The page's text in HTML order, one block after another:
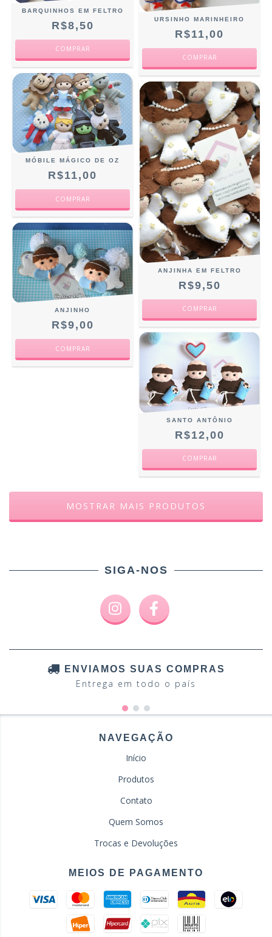
BARQUINHOS EM FELTRO
R$8,50
URSINHO MARINHEIRO
R$11,00
MÓBILE MÁGICO DE OZ
R$11,00
ANJINHA EM FELTRO
R$9,50
ANJINHO
R$9,00
SANTO ANTÔNIO
R$12,00
MOSTRAR MAIS PRODUTOS
SIGA-NOS
ENVIAMOS SUAS COMPRAS
Entrega em todo o país
NAVEGAÇÃO
Início
Produtos
Contato
Quem Somos
Trocas e Devoluções
MEIOS DE PAGAMENTO